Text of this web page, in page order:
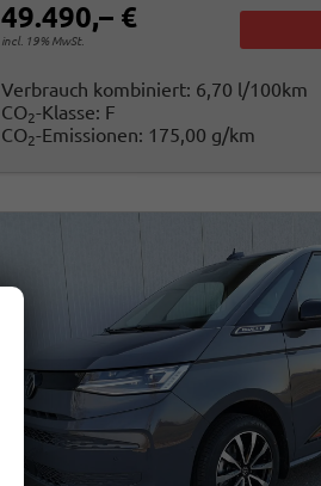
49.490,– €
incl. 19% MwSt.
Verbrauch kombiniert: 6,70 l/100km
CO2-Klasse: F
CO2-Emissionen: 175,00 g/km